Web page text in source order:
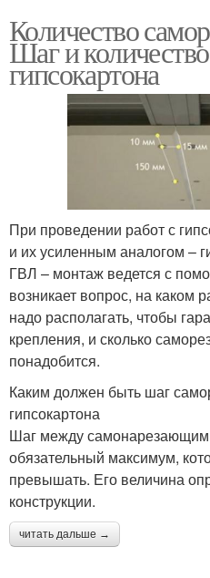
Количество
Шаг и
гипсокартона
При проведении работ с
и их усиленным аналогом –
ГВЛ – монтаж ведется с
возникает вопрос, на каком
надо располагать, чтобы
крепления, и сколько
понадобится.
Каким должен быть шаг
гипсокартона
Шаг между
обязательный максимум,
превышать. Его величина
конструкции.
читать дальше →